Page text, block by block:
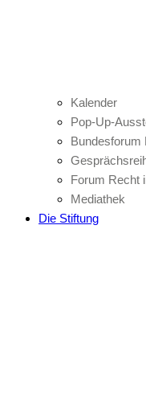
Kalender
Pop-Up-
Bundesforum
Forum Recht
Mediathek
Die Stiftung